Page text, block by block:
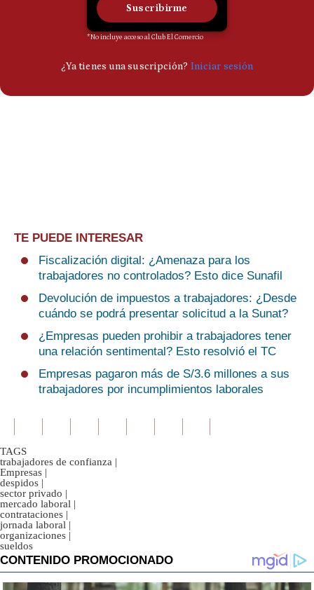
TE PUEDE INTERESAR
Fiscalización digital: ¿Amenaza para los
trabajadores no controlados? Esto dice Sunafil
Devolución de impuestos a trabajadores: ¿Desde
cuándo se podrá presentar solicitud a la Sunat?
¿Empresas pueden prohibir a trabajadores tener
una relación sentimental? Esto resolvió el TC
Empresas pagaron más de S/3.6 millones a sus
trabajadores por incumplimientos laborales
TAGS
trabajadores de confianza |
Empresas |
despidos |
sector privado |
mercado laboral |
contrataciones |
jornada laboral |
organizaciones |
sueldos